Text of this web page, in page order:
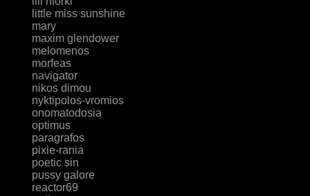
little miss sunshine
mary
maxim glendower
melomenos
morfeas
navigator
nikos dimou
nyktipolos-vromios
onomatodosia
optimus
paragrafos
pixie-rania
poetic sin
pussy galore
reactor69